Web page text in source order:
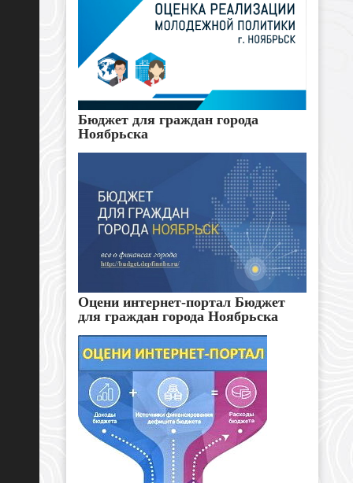
Бюджет для граждан города
Ноябрьска
Оцени интернет-портал Бюджет
для граждан города Ноябрьска